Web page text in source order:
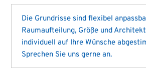
Die Grundrisse sind flexibel
Raumaufteilung, Größe und
individuell auf Ihre Wünsche
Sprechen Sie uns gerne an.